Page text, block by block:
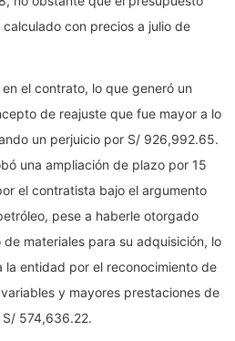
con precios a julio de
el contrato, lo que generó un
de reajuste que fue mayor a lo
un perjuicio por S/ 926,992.65.
una ampliación de plazo por 15
el contratista bajo el argumento
pese a haberle otorgado
materiales para su adquisición, lo
la entidad por el reconocimiento de
y mayores prestaciones de
574,636.22.